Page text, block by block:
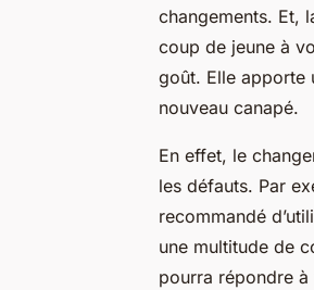
changements. Et,
coup de jeune à
goût. Elle apporte
nouveau canapé.
En effet, le
les défauts. Par
recommandé
une multitude de
pourra répondre à